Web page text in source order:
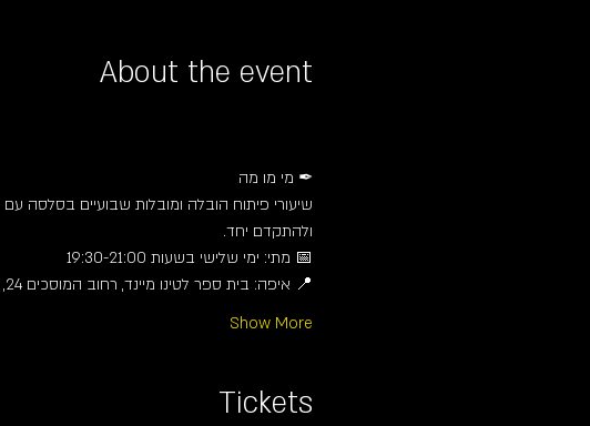
About the event
✒ מי מו מה
שיעורי פיתוח הובלה ומובלות שבועיים בסלסה
ולהתקדם יחד.
📅 מתי: ימי שלישי בשעות 19:30-21:00
📍 איפה: בית ספר לטינו מיינד, רחוב המוסכים 24, מפרץ חיפה
Show More
Tickets